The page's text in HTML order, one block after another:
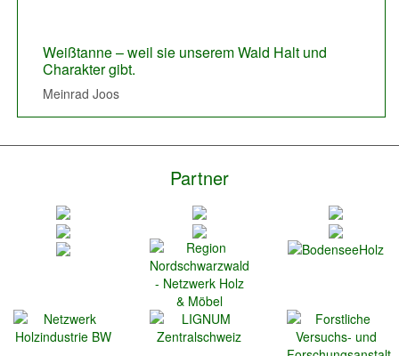
Weißtanne – weil sie unserem Wald Halt und
Charakter gibt.
Meinrad Joos
Die Weißtanne, der Werkstoff Holz um modern,
edel, zeitlos zu bauen.
Manuel Echtle
Partner